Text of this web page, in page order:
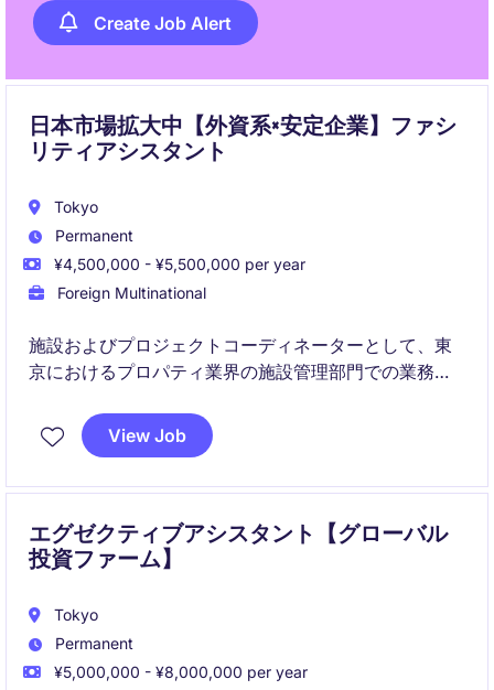
Create Job Alert
日本市場拡大中【外資系×安定企業】ファシ
リティアシスタント
Tokyo
Permanent
¥4,500,000 - ¥5,500,000 per year
Foreign Multinational
施設およびプロジェクトコーディネーターとして、東
京におけるプロパティ業界の施設管理部門での業務を
管理を円滑に進めるための調整業務をお任せします。
View Job
エグゼクティブアシスタント【グローバル
投資ファーム】
Tokyo
Permanent
¥5,000,000 - ¥8,000,000 per year